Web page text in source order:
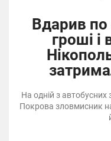
Вдарив
гроші і
На одній з
Покрова зловмисник